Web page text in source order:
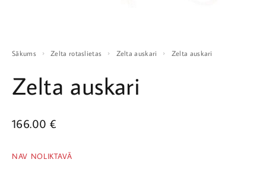
Sākums Zelta rotaslietas Zelta auskari Zelta auskari
Zelta auskari
166.00 €
NAV NOLIKTAVĀ